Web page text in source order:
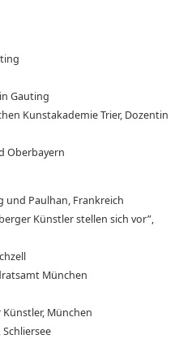
Gauting
Kunstakademie Trier, Dozentin
Oberbayern
und Paulhan, Frankreich
Künstler stellen sich vor”,
München
München